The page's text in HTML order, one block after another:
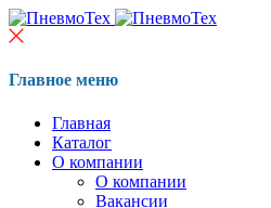
Главное меню
Главная
Каталог
О компании
О компании
Вакансии